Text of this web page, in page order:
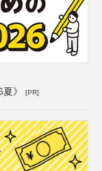
》 [PR]